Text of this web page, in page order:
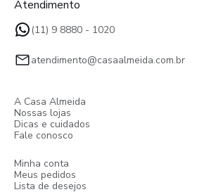
Atendimento
(11) 9 8880 - 1020
atendimento@casaalmeida.com.br
A Casa Almeida
Nossas lojas
Dicas e cuidados
Fale conosco
Minha conta
Meus pedidos
Lista de desejos